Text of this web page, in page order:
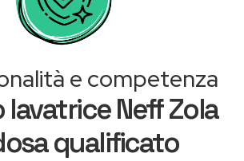
e competenza
lavatrice Neff Zola
qualificato